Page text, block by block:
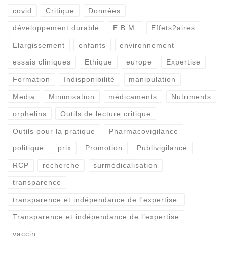
covid Critique Données
développement durable E.B.M. Effets2aires
Elargissement enfants environnement
essais cliniques Ethique europe Expertise
Formation Indisponibilité manipulation
Media Minimisation médicaments Nutriments
orphelins Outils de lecture critique
Outils pour la pratique Pharmacovigilance
politique prix Promotion Publivigilance
RCP recherche surmédicalisation
transparence
transparence et indépendance de l'expertise.
Transparence et indépendance de l’expertise
vaccin